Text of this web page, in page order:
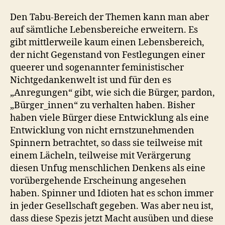
Den Tabu-Bereich der Themen kann man aber
auf sämtliche Lebensbereiche erweitern. Es
gibt mittlerweile kaum einen Lebensbereich,
der nicht Gegenstand von Festlegungen einer
queerer und sogenannter feministischer
Nichtgedankenwelt ist und für den es
„Anregungen“ gibt, wie sich die Bürger, pardon,
„Bürger_innen“ zu verhalten haben. Bisher
haben viele Bürger diese Entwicklung als eine
Entwicklung von nicht ernstzunehmenden
Spinnern betrachtet, so dass sie teilweise mit
einem Lächeln, teilweise mit Verärgerung
diesen Unfug menschlichen Denkens als eine
vorübergehende Erscheinung angesehen
haben. Spinner und Idioten hat es schon immer
in jeder Gesellschaft gegeben. Was aber neu ist,
dass diese Spezis jetzt Macht ausüben und diese